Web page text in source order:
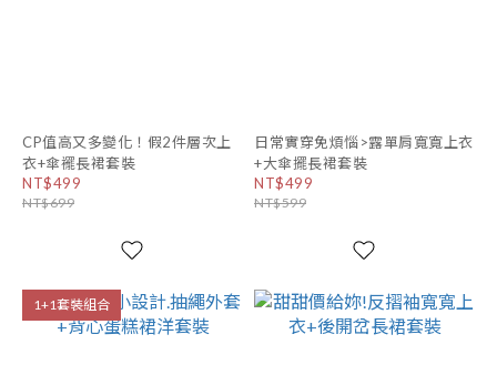
CP值高又多變化！假2件層次上
衣+傘襬長裙套裝
NT$499
NT$699
日常實穿免煩惱>露單肩寬寬上衣
+大傘擺長裙套裝
NT$499
NT$599
1+1套裝組合